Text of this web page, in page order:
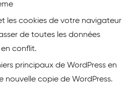
les cookies de votre navigateur
de toutes les données
conflit.
principaux de WordPress en
nouvelle copie de WordPress.